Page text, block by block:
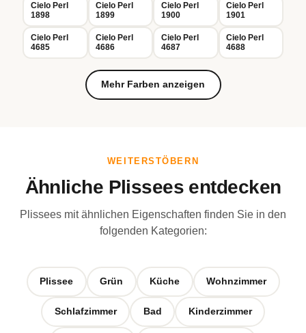
Cielo Perl
1898
Cielo Perl
1899
Cielo Perl
1900
Cielo Perl
1901
Cielo Perl
4685
Cielo Perl
4686
Cielo Perl
4687
Cielo Perl
4688
Mehr Farben anzeigen
WEITERSTÖBERN
Ähnliche Plissees entdecken
Plissees mit ähnlichen Eigenschaften finden Sie in den
folgenden Kategorien:
Plissee Grün Küche Wohnzimmer
Schlafzimmer Bad Kinderzimmer